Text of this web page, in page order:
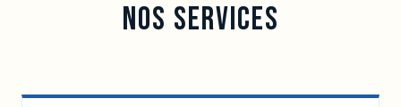
NOS SERVICES